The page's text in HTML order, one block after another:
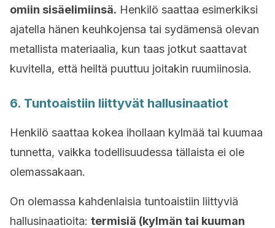
omiin sisäelimiinsä. Henkilö saattaa esimerkiksi
ajatella hänen keuhkojensa tai sydämensä olevan
metallista materiaalia, kun taas jotkut saattavat
kuvitella, että heiltä puuttuu joitakin ruumiinosia.
6. Tuntoaistiin liittyvät hallusinaatiot
Henkilö saattaa kokea ihollaan kylmää tai kuumaa
tunnetta, vaikka todellisuudessa tällaista ei ole
olemassakaan.
On olemassa kahdenlaisia tuntoaistiin liittyviä
hallusinaatioita: termisiä (kylmän tai kuuman